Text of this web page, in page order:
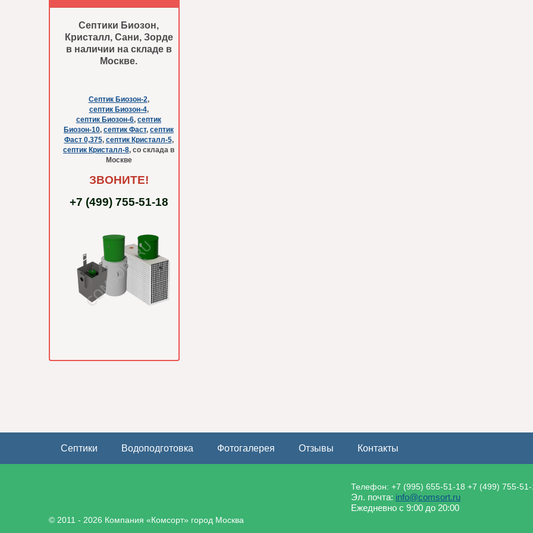
Септики Биозон,
Кристалл, Сани, Зорде
в наличии на складе в
Москве.
Септик Биозон-2,
септик Биозон-4,
септик Биозон-6, септик
Биозон-10, септик Фаст, септик
Фаст 0,375, септик Кристалл-5,
септик Кристалл-8, со склада в
Москве
ЗВОНИТЕ!
+7 (499) 755-51-18
Септики Водоподготовка Фотогалерея Отзывы Контакты
Телефон: +7 (995) 655-51-18 +7 (499) 755-
Эл. почта: info@comsort.ru
Ежедневно с 9:00 до 20:00
© 2011 - 2026 Компания «Комсорт» город Москва